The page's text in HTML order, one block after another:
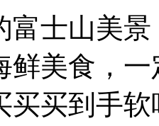
富士山美
鲜美食，
买买到手